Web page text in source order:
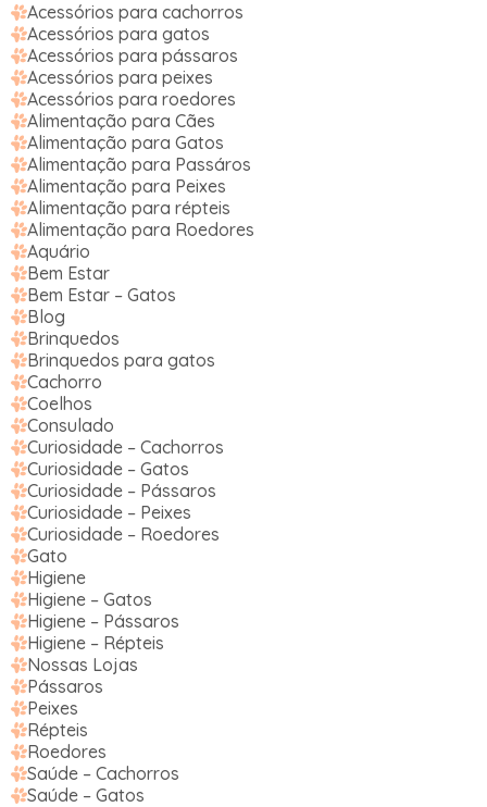
Acessórios para cachorros
Acessórios para gatos
Acessórios para pássaros
Acessórios para peixes
Acessórios para roedores
Alimentação para Cães
Alimentação para Gatos
Alimentação para Passáros
Alimentação para Peixes
Alimentação para répteis
Alimentação para Roedores
Aquário
Bem Estar
Bem Estar – Gatos
Blog
Brinquedos
Brinquedos para gatos
Cachorro
Coelhos
Consulado
Curiosidade – Cachorros
Curiosidade – Gatos
Curiosidade – Pássaros
Curiosidade – Peixes
Curiosidade – Roedores
Gato
Higiene
Higiene – Gatos
Higiene – Pássaros
Higiene – Répteis
Nossas Lojas
Pássaros
Peixes
Répteis
Roedores
Saúde – Cachorros
Saúde – Gatos